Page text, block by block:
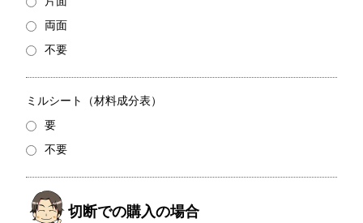
両面
不要
ミルシート（材料成分表）
要
不要